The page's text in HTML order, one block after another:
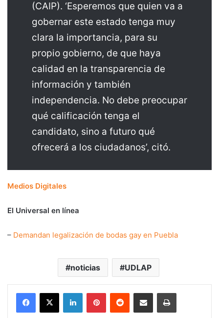
(CAIP). ‘Esperemos que quien va a
gobernar este estado tenga muy
clara la importancia, para su
propio gobierno, de que haya
calidad en la transparencia de
información y también
independencia. No debe preocupar
qué calificación tenga el
candidato, sino a futuro qué
ofrecerá a los ciudadanos’, citó.
Medios Digitales
El Universal en línea
– Demandan legalización de bodas gay en Puebla
noticias UDLAP
LinkedInPinterestReddit Share via Email Print